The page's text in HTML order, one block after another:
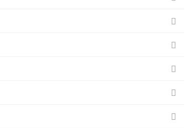




